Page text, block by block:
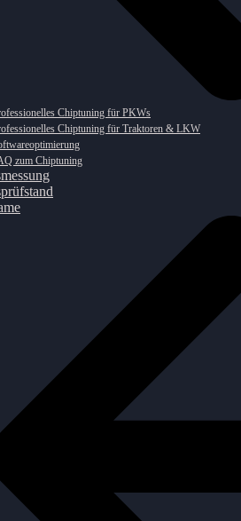
Chiptuning für PKWs
Chiptuning für Traktoren & LKW
zum Chiptuning